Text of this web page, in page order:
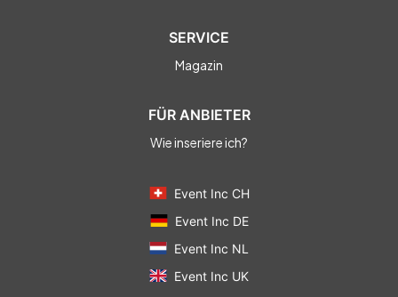
SERVICE
Magazin
FÜR ANBIETER
Wie inseriere ich?
Event Inc CH
Event Inc DE
Event Inc NL
Event Inc UK